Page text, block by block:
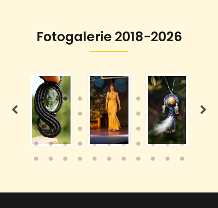
Fotogalerie 2018-2026